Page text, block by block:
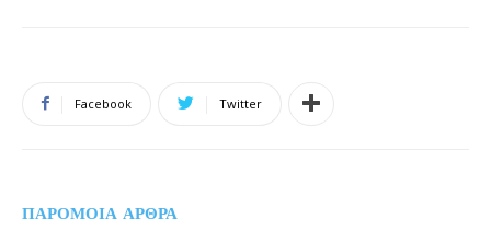
Facebook Twitter
ΠΑΡΟΜΟΙΑ ΑΡΘΡΑ